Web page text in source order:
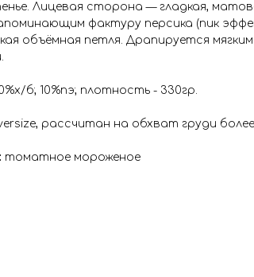
Лицевая сторона — гладкая,
фактуру персика (пик
объёмная петля. Драпируется
б; 10%пэ; плотность - 330гр.
рассчитан на обхват груди
томатное мороженое